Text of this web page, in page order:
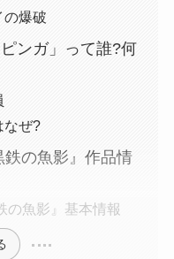
の爆破
ンガ」って誰?何
なぜ?
の魚影』作品情
の魚影』基本情報